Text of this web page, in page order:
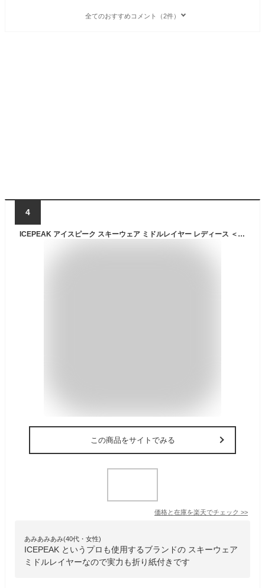
全てのおすすめコメント（2件）
4
ICEPEAK アイスピーク スキーウェア ミドルレイヤー レディース ＜2025＞ ICEPEAK COLONY / WM MIDLAYER JACKE 654954638
この商品をサイトでみる
価格と在庫を楽天でチェック >>
あみあみあみ(40代・女性)
ICEPEAK というプロも使用するブランドの スキーウェア
ミドルレイヤーなので実力も折り紙付きです